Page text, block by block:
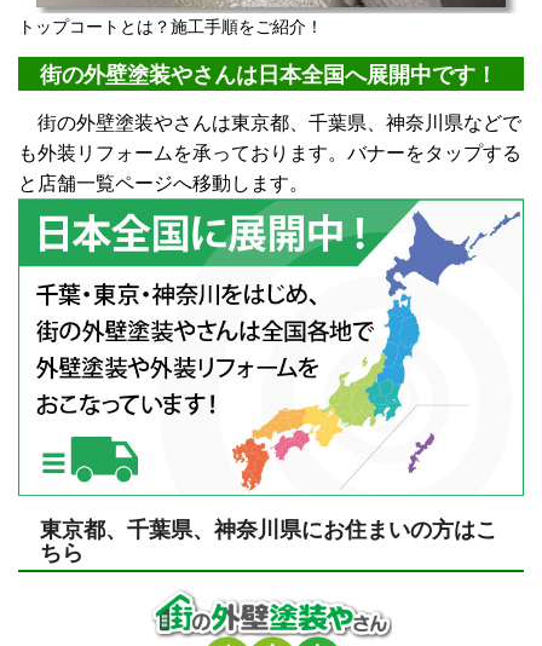
トップコートとは？施工手順をご紹介！
街の外壁塗装やさんは日本全国へ展開中です！
街の外壁塗装やさんは東京都、千葉県、神奈川県などで
も外装リフォームを承っております。バナーをタップする
と店舗一覧ページへ移動します。
東京都、千葉県、神奈川県にお住まいの方はこ
ちら